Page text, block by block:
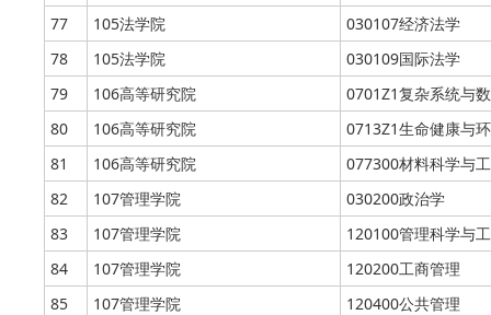
77
105法学院
030107经济法学
78
105法学院
030109国际法学
79
106高等研究院
0701Z1复杂系统与
80
106高等研究院
0713Z1生命健康与
81
106高等研究院
077300材料科学与
82
107管理学院
030200政治学
83
107管理学院
120100管理科学与
84
107管理学院
120200工商管理
85
107管理学院
120400公共管理